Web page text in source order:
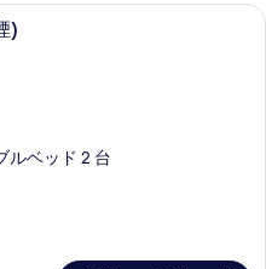
和洋室15畳 共用バスルーム (禁煙) |
)
ルベッド 2 台